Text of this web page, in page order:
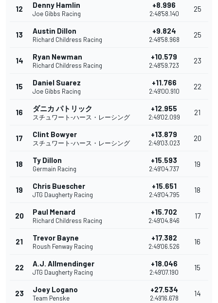
12 Denny Hamlin
Joe Gibbs Racing
+8.996
2:48'58.140
25
13 Austin Dillon
Richard Childress Racing
+9.824
2:48'58.968
25
14 Ryan Newman
Richard Childress Racing
+10.579
2:48'59.723
23
15 Daniel Suarez
Joe Gibbs Racing
+11.766
2:49'00.910
22
16 ダニカ パトリック
スチュワート-ハース・レーシング
+12.955
2:49'02.099
21
17 Clint Bowyer
スチュワート-ハース・レーシング
+13.879
2:49'03.023
20
18 Ty Dillon
Germain Racing
+15.593
2:49'04.737
19
19 Chris Buescher
JTG Daugherty Racing
+15.651
2:49'04.795
18
20 Paul Menard
Richard Childress Racing
+15.702
2:49'04.846
17
21 Trevor Bayne
Roush Fenway Racing
+17.382
2:49'06.526
16
22 A.J. Allmendinger
JTG Daugherty Racing
+18.046
2:49'07.190
15
23 Joey Logano
Team Penske
+27.534
2:49'16.678
14